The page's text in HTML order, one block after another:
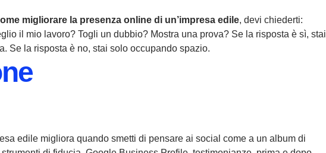
migliorare la presenza online di un’impresa edile, devi chiederti:
il mio lavoro? Togli un dubbio? Mostra una prova? Se la risposta è sì, stai
Se la risposta è no, stai solo occupando spazio.
edile migliora quando smetti di pensare ai social come a un album di